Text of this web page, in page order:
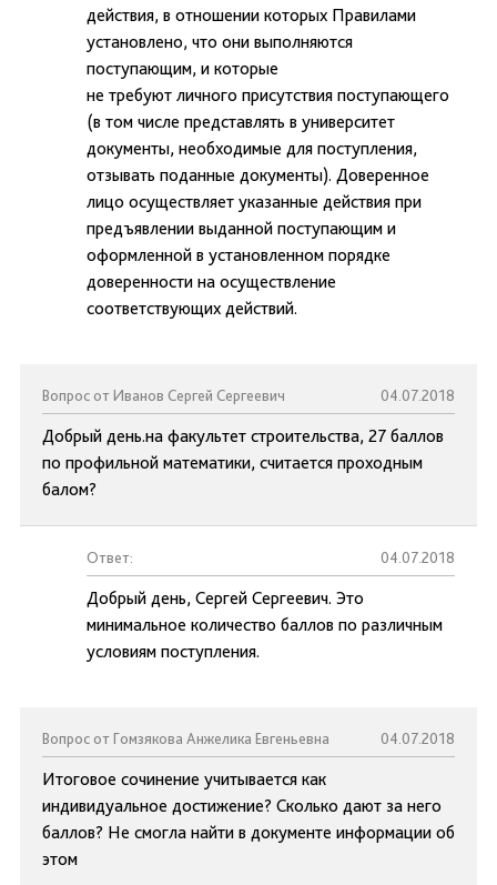
действия, в отношении которых Правилами
установлено, что они выполняются
поступающим, и которые
не требуют личного присутствия поступающего
(в том числе представлять в университет
документы, необходимые для поступления,
отзывать поданные документы). Доверенное
лицо осуществляет указанные действия при
предъявлении выданной поступающим и
оформленной в установленном порядке
доверенности на осуществление
соответствующих действий.
Вопрос от Иванов Сергей Сергеевич 04.07.2018
Добрый день.на факультет строительства, 27 баллов
по профильной математики, считается проходным
балом?
Ответ: 04.07.2018
Добрый день, Сергей Сергеевич. Это
минимальное количество баллов по различным
условиям поступления.
Вопрос от Гомзякова Анжелика Евгеньевна 04.07.2018
Итоговое сочинение учитывается как
индивидуальное достижение? Сколько дают за него
баллов? Не смогла найти в документе информации об
этом